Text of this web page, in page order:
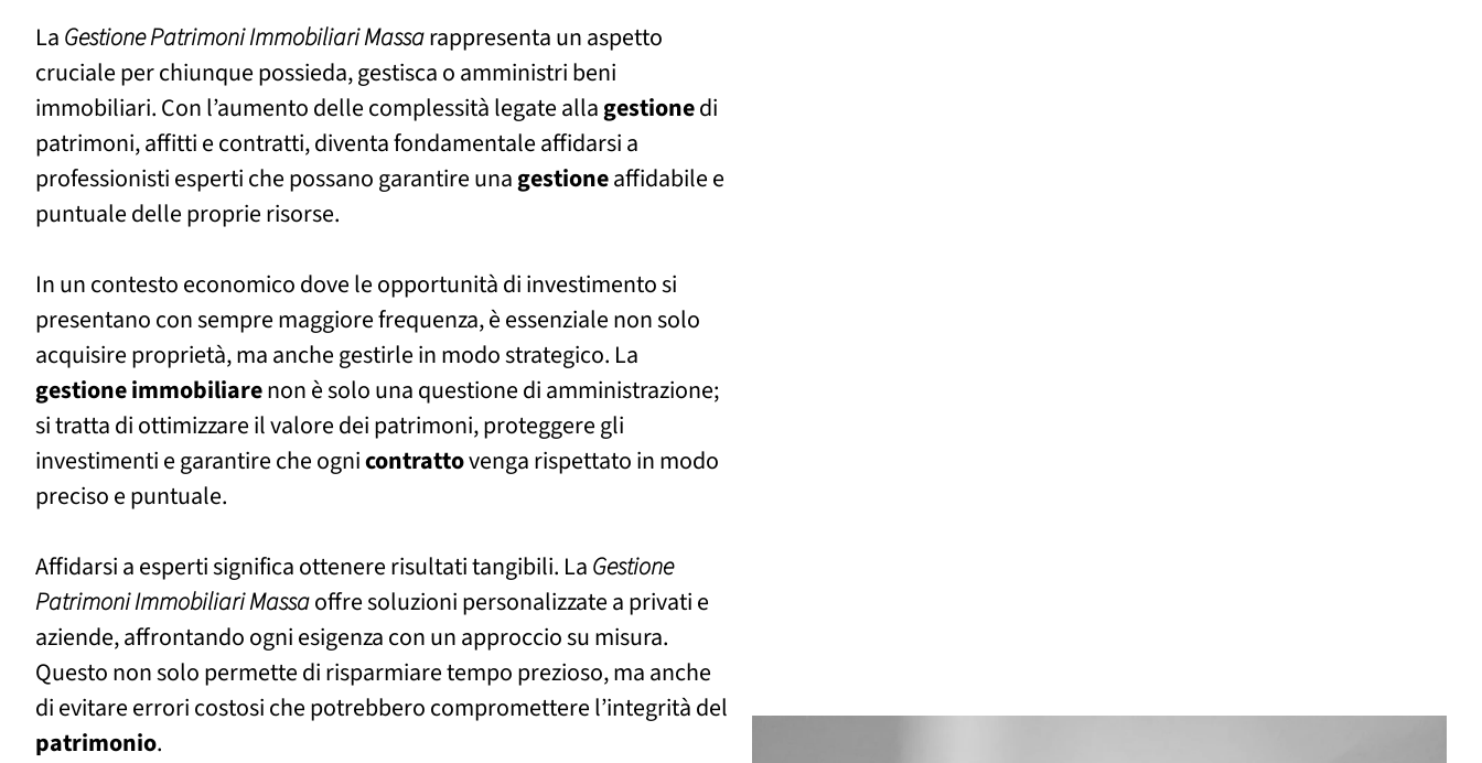
LaGestione Patrimoni Immobiliari Massarappresenta un aspetto
cruciale per chiunque possieda, gestisca o amministri beni
immobiliari. Con l’aumento delle complessità legate allagestionedi
patrimoni, affitti e contratti, diventa fondamentale affidarsi a
professionisti esperti che possano garantire unagestioneaffidabile e
puntuale delle proprie risorse.
In un contesto economico dove le opportunità di investimento si
presentano con sempre maggiore frequenza, è essenziale non solo
acquisire proprietà, ma anche gestirle in modo strategico. La
gestioneimmobiliarenon è solo una questione di amministrazione;
si tratta di ottimizzare il valore dei patrimoni, proteggere gli
investimenti e garantire che ognicontrattovenga rispettato in modo
preciso e puntuale.
Affidarsi a esperti significa ottenere risultati tangibili. LaGestione
Patrimoni Immobiliari Massaoffre soluzioni personalizzate a privati e
aziende, affrontando ogni esigenza con un approccio su misura.
Questo non solo permette di risparmiare tempo prezioso, ma anche
di evitare errori costosi che potrebbero compromettere l’integrità del
patrimonio.